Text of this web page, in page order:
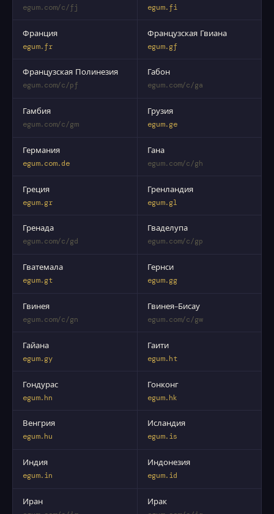
egum.com/c/fj egum.fi
Франция
egum.fr
Французская Гвиана
egum.gf
Французская Полинезия
egum.com/c/pf
Габон
egum.com/c/ga
Гамбия
egum.com/c/gm
Грузия
egum.ge
Германия
egum.com.de
Гана
egum.com/c/gh
Греция
egum.gr
Гренландия
egum.gl
Гренада
egum.com/c/gd
Гваделупа
egum.com/c/gp
Гватемала
egum.gt
Гернси
egum.gg
Гвинея
egum.com/c/gn
Гвинея-Бисау
egum.com/c/gw
Гайана
egum.gy
Гаити
egum.ht
Гондурас
egum.hn
Гонконг
egum.hk
Венгрия
egum.hu
Исландия
egum.is
Индия
egum.in
Индонезия
egum.id
Иран Ирак